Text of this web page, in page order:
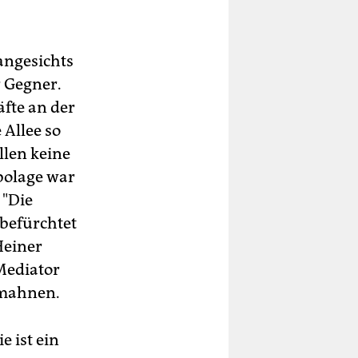
an der
so
keine
war
ist ein